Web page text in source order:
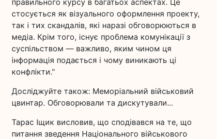
стосується як візуального оформлення проекту,
так і тих скандалів, які наразі обговорюються в
медіа. Крім того, існує проблема комунікації з
суспільством — важливо, яким чином ця
інформація подається і чому виникають ці
конфлікти."
Досліджуйте також: Меморіальний військовий
цвинтар. Обговорювали та дискутували...
Тарас Іщик висловив, що сподівався на те, що
питання зведення Національного військового